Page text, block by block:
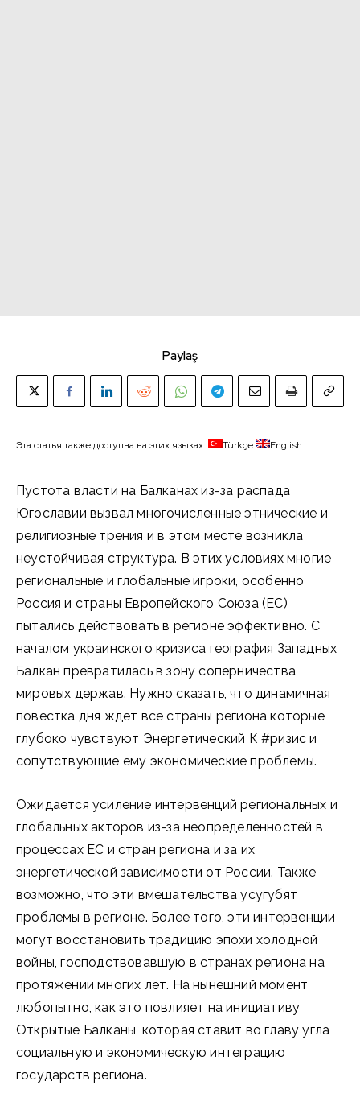
Paylaş
Эта статья также доступна на этих языках: Türkçe English
Пустота власти на Балканах из-за распада
Югославии вызвал многочисленные этнические и
религиозные трения и в этом месте возникла
неустойчивая структура. В этих условиях многие
региональные и глобальные игроки, особенно
Россия и страны Европейского Союза (ЕС)
пытались действовать в регионе эффективно. С
началом украинского кризиса география Западных
Балкан превратилась в зону соперничества
мировых держав. Нужно сказать, что динамичная
повестка дня ждет все страны региона которые
глубоко чувствуют Энергетический К #ризис и
сопутствующие ему экономические проблемы.
Ожидается усиление интервенций региональных и
глобальных акторов из-за неопределенностей в
процессах ЕС и стран региона и за их
энергетической зависимости от России. Также
возможно, что эти вмешательства усугубят
проблемы в регионе. Более того, эти интервенции
могут восстановить традицию эпохи холодной
войны, господствовавшую в странах региона на
протяжении многих лет. На нынешний момент
любопытно, как это повлияет на инициативу
Открытые Балканы, которая ставит во главу угла
социальную и экономическую интеграцию
государств региона.